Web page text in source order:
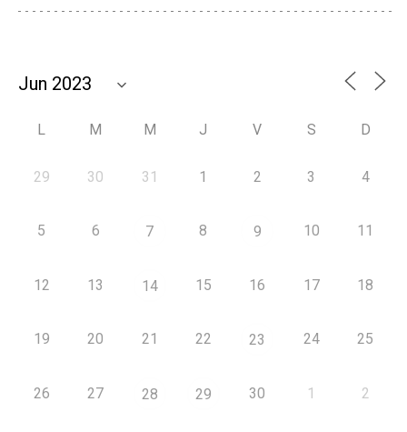
L M M J V S D
29 30 31 1 2 3 4
5 6 7 8 9 10 11
12 13 14 15 16 17 18
19 20 21 22 23 24 25
26 27 28 29 30 1 2